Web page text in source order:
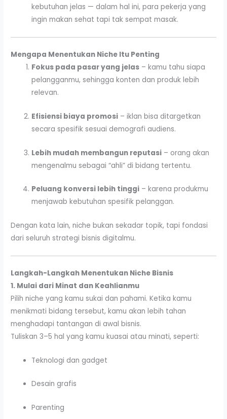
kebutuhan jelas — dalam hal ini, para pekerja yang
ingin makan sehat tapi tak sempat masak.
Mengapa Menentukan Niche Itu Penting
Fokus pada pasar yang jelas – kamu tahu siapa
pelangganmu, sehingga konten dan produk lebih
relevan.
Efisiensi biaya promosi – iklan bisa ditargetkan
secara spesifik sesuai demografi audiens.
Lebih mudah membangun reputasi – orang akan
mengenalmu sebagai “ahli” di bidang tertentu.
Peluang konversi lebih tinggi – karena produkmu
menjawab kebutuhan spesifik pelanggan.
Dengan kata lain, niche bukan sekadar topik, tapi fondasi
dari seluruh strategi bisnis digitalmu.
Langkah-Langkah Menentukan Niche Bisnis
1. Mulai dari Minat dan Keahlianmu
Pilih niche yang kamu sukai dan pahami. Ketika kamu
menikmati bidang tersebut, kamu akan lebih tahan
menghadapi tantangan di awal bisnis.
Tuliskan 3–5 hal yang kamu kuasai atau minati, seperti:
Teknologi dan gadget
Desain grafis
Parenting